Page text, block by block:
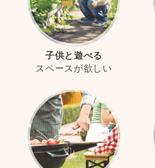
子供と遊べる
スペースが欲しい